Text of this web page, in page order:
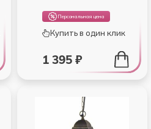
Персональная цена
Купить в один клик
1 395 ₽